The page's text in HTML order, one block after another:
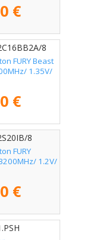
€
8
FURY Beast
1.35V/
€
8
FURY
1.2V/
€